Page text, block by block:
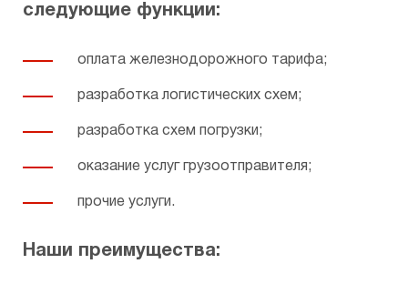
следующие функции:
оплата железнодорожного тарифа;
разработка логистических схем;
разработка схем погрузки;
оказание услуг грузоотправителя;
прочие услуги.
Наши преимущества:
Общества